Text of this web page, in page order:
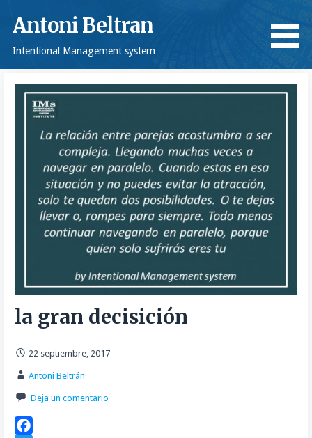
Antoni Beltran
Intentional Management system
la gran decisición
22 septiembre, 2017
Antoni Beltrán
Deja un comentario